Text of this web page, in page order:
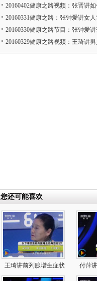
20160402健康之路视频：张晋讲
20160331健康之路：张钟爱讲女
20160330健康之路节目：张钟爱
20160329健康之路视频：王琦讲
您还可能喜欢
王琦讲前列腺增生症状 付萍